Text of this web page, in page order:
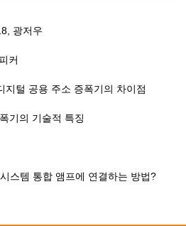
광저우
커
지털 공용 주소 증폭기의 차이점
기의 기술적 특징
스템 통합 앰프에 연결하는 방법?